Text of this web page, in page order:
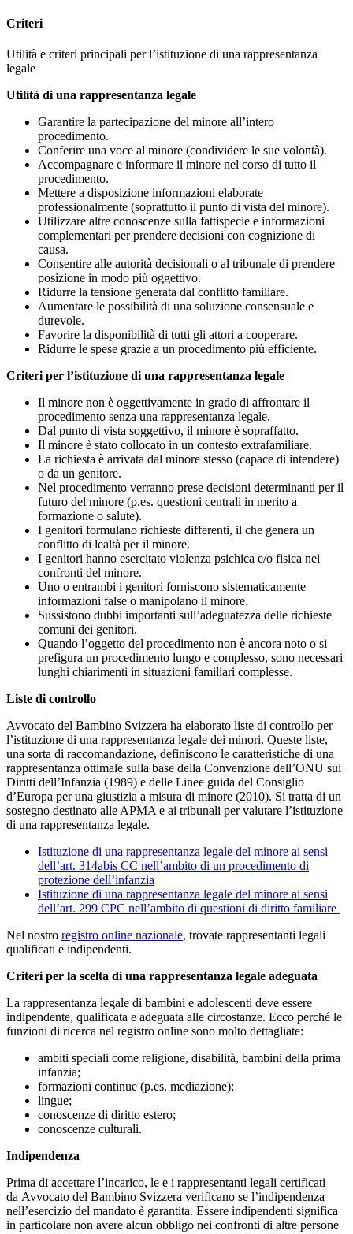
Criteri
Utilità e criteri principali per l’istituzione di una rappresentanza
legale
Utilità di una rappresentanza legale
Garantire la partecipazione del minore all’intero
procedimento.
Conferire una voce al minore (condividere le sue volontà).
Accompagnare e informare il minore nel corso di tutto il
procedimento.
Mettere a disposizione informazioni elaborate
professionalmente (soprattutto il punto di vista del minore).
Utilizzare altre conoscenze sulla fattispecie e informazioni
complementari per prendere decisioni con cognizione di
causa.
Consentire alle autorità decisionali o al tribunale di prendere
posizione in modo più oggettivo.
Ridurre la tensione generata dal conflitto familiare.
Aumentare le possibilità di una soluzione consensuale e
durevole.
Favorire la disponibilità di tutti gli attori a cooperare.
Ridurre le spese grazie a un procedimento più efficiente.
Criteri per l’istituzione di una rappresentanza legale
Il minore non è oggettivamente in grado di affrontare il
procedimento senza una rappresentanza legale.
Dal punto di vista soggettivo, il minore è sopraffatto.
Il minore è stato collocato in un contesto extrafamiliare.
La richiesta è arrivata dal minore stesso (capace di intendere)
o da un genitore.
Nel procedimento verranno prese decisioni determinanti per il
futuro del minore (p.es. questioni centrali in merito a
formazione o salute).
I genitori formulano richieste differenti, il che genera un
conflitto di lealtà per il minore.
I genitori hanno esercitato violenza psichica e/o fisica nei
confronti del minore.
Uno o entrambi i genitori forniscono sistematicamente
informazioni false o manipolano il minore.
Sussistono dubbi importanti sull’adeguatezza delle richieste
comuni dei genitori.
Quando l’oggetto del procedimento non è ancora noto o si
prefigura un procedimento lungo e complesso, sono necessari
lunghi chiarimenti in situazioni familiari complesse.
Liste di controllo
Avvocato del Bambino Svizzera ha elaborato liste di controllo per
l’istituzione di una rappresentanza legale dei minori. Queste liste,
una sorta di raccomandazione, definiscono le caratteristiche di una
rappresentanza ottimale sulla base della Convenzione dell’ONU sui
Diritti dell’Infanzia (1989) e delle Linee guida del Consiglio
d’Europa per una giustizia a misura di minore (2010). Si tratta di un
sostegno destinato alle APMA e ai tribunali per valutare l’istituzione
di una rappresentanza legale.
Istituzione di una rappresentanza legale del minore ai sensi
dell’art. 314abis CC nell’ambito di un procedimento di
protezione dell’infanzia
Istituzione di una rappresentanza legale del minore ai sensi
dell’art. 299 CPC nell’ambito di questioni di diritto familiare
Nel nostro registro online nazionale, trovate rappresentanti legali
qualificati e indipendenti.
Criteri per la scelta di una rappresentanza legale adeguata
La rappresentanza legale di bambini e adolescenti deve essere
indipendente, qualificata e adeguata alle circostanze. Ecco perché le
funzioni di ricerca nel registro online sono molto dettagliate:
ambiti speciali come religione, disabilità, bambini della prima
infanzia;
formazioni continue (p.es. mediazione);
lingue;
conoscenze di diritto estero;
conoscenze culturali.
Indipendenza
Prima di accettare l’incarico, le e i rappresentanti legali certificati
da Avvocato del Bambino Svizzera verificano se l’indipendenza
nell’esercizio del mandato è garantita. Essere indipendenti significa
in particolare non avere alcun obbligo nei confronti di altre persone